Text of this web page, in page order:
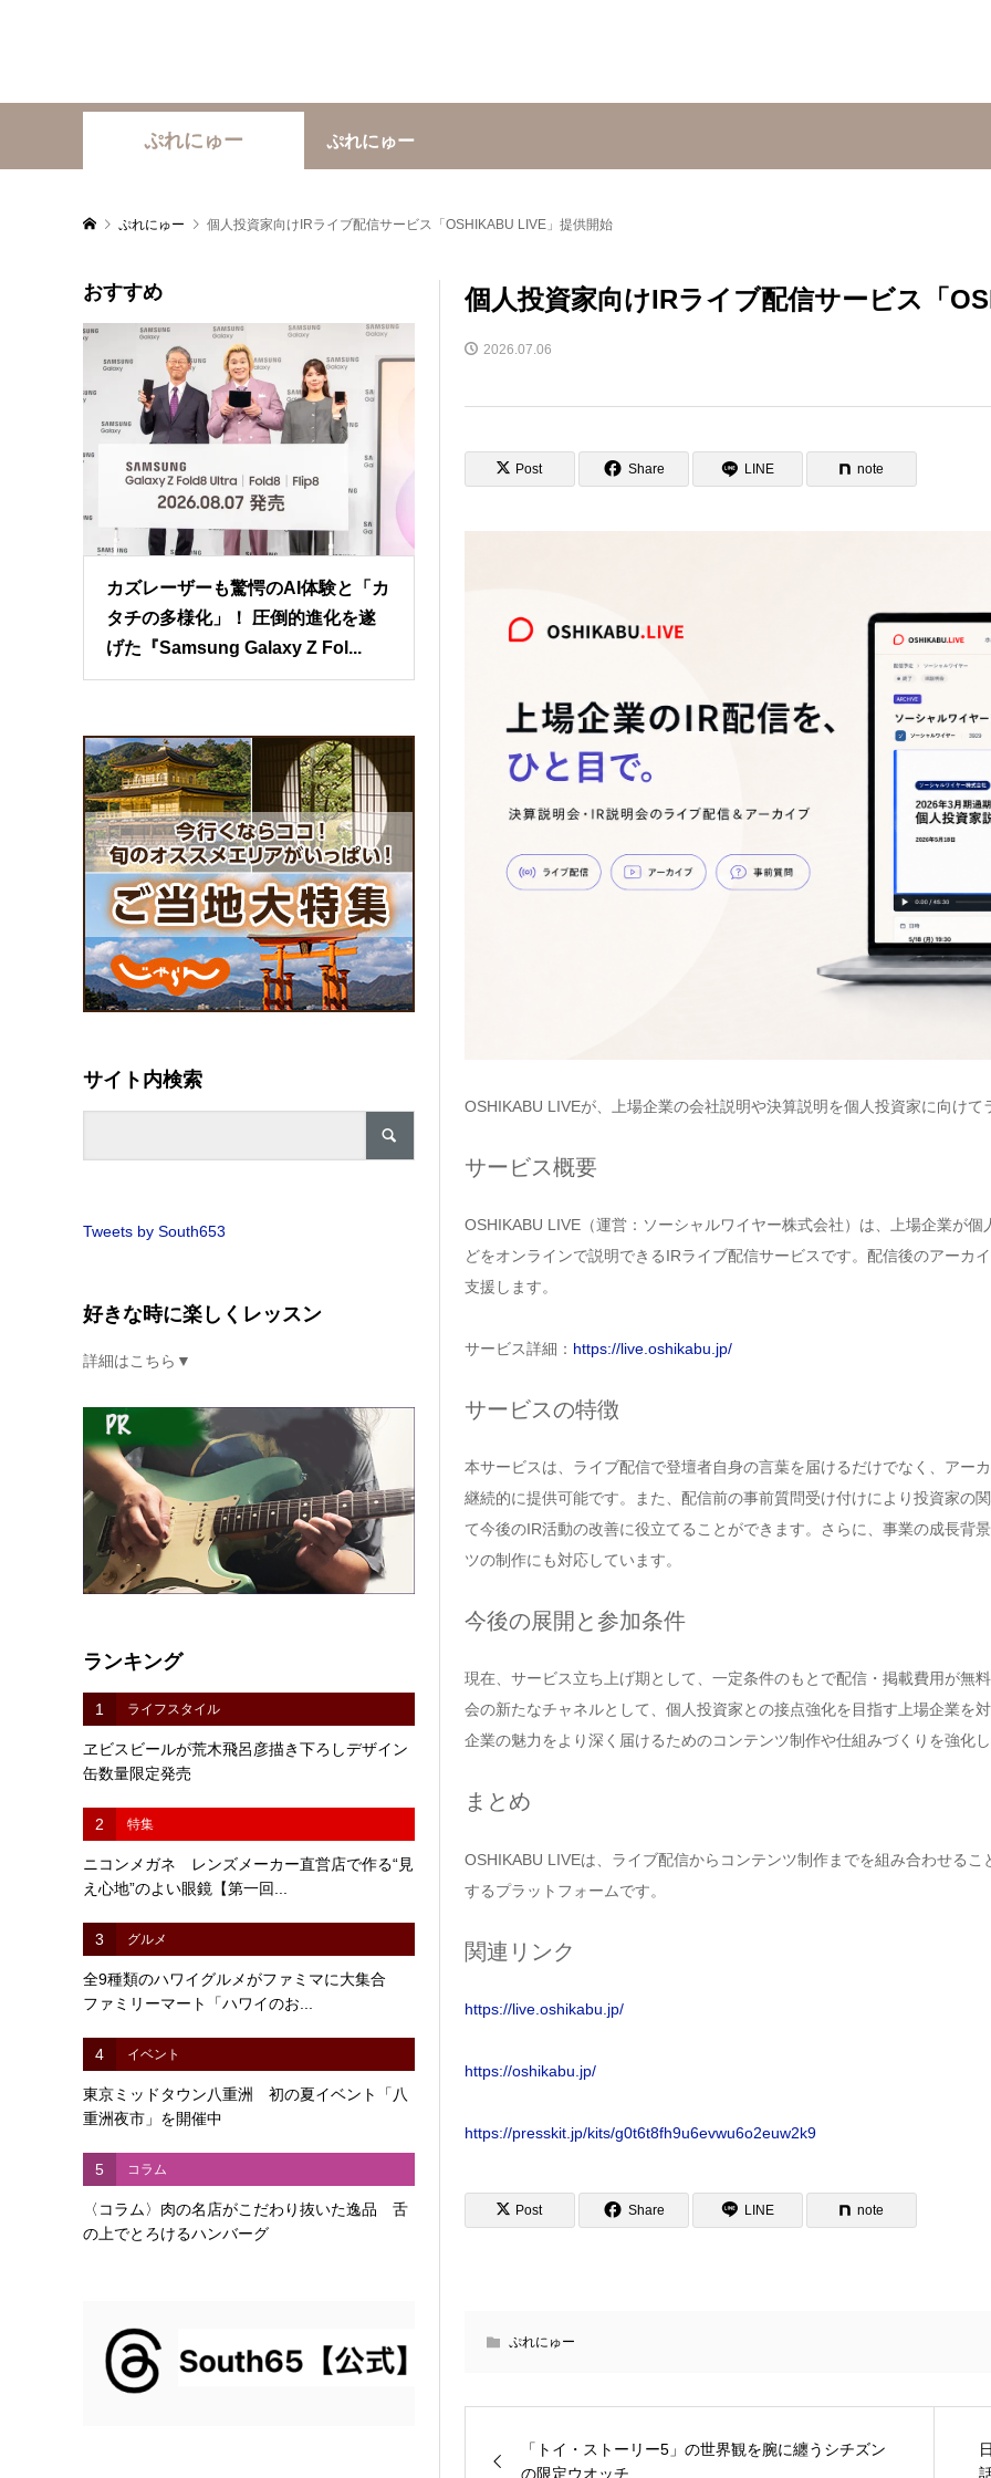
ぷれにゅー ぷれにゅー
ぷれにゅー 個人投資家向けIRライブ配信サービス「OSHIKABU LIVE」提供開始
個人投資家向けIRライブ配信サービス「
2026.07.06
Post Share LINE note
OSHIKABU LIVEが、上場企業の会社説明や決算説明を個人投資家に向け
サービス概要
OSHIKABU LIVE（運営：ソーシャルワイヤー株式会社）は、上場企業が
どをオンラインで説明できるIRライブ配信サービスです。配信後のアーカ
支援します。
サービス詳細： https://live.oshikabu.jp/
サービスの特徴
本サービスは、ライブ配信で登壇者自身の言葉を届けるだけでなく、アー
継続的に提供可能です。また、配信前の事前質問受け付けにより投資家の
て今後のIR活動の改善に役立てることができます。さらに、事業の成長背
ツの制作にも対応しています。
今後の展開と参加条件
現在、サービス立ち上げ期として、一定条件のもとで配信・掲載費用が無
会の新たなチャネルとして、個人投資家との接点強化を目指す上場企業を
企業の魅力をより深く届けるためのコンテンツ制作や仕組みづくりを強化
まとめ
OSHIKABU LIVEは、ライブ配信からコンテンツ制作までを組み合わせる
するプラットフォームです。
関連リンク
https://live.oshikabu.jp/
https://oshikabu.jp/
https://presskit.jp/kits/g0t6t8fh9u6evwu6o2euw2k9
Post Share LINE note
ぷれにゅー
「トイ・ストーリー5」の世界観を腕に纏うシチズン
の限定ウオッチ...
おすすめ
カズレーザーも驚愕のAI体験と「カ
タチの多様化」！ 圧倒的進化を遂
げた『Samsung Galaxy Z Fol...
サイト内検索
Tweets by South653
好きな時に楽しくレッスン
詳細はこちら▼
ランキング
1 ライフスタイル
ヱビスビールが荒木飛呂彦描き下ろしデザイン
缶数量限定発売
2 特集
ニコンメガネ レンズメーカー直営店で作る“見
え心地”のよい眼鏡【第一回...
3 グルメ
全9種類のハワイグルメがファミマに大集合
ファミリーマート「ハワイのお...
4 イベント
東京ミッドタウン八重洲 初の夏イベント「八
重洲夜市」を開催中
5 コラム
〈コラム〉肉の名店がこだわり抜いた逸品 舌
の上でとろけるハンバーグ